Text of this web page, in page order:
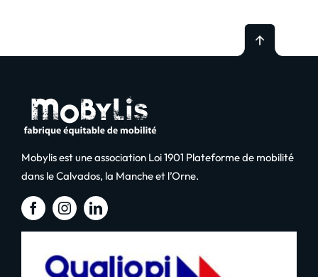
Mobylis est une association Loi 1901 Plateforme de mobilité
dans le Calvados, la Manche et l’Orne.